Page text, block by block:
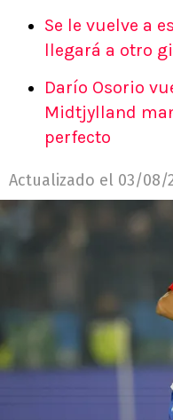
Se le vuelve a
llegará a otro
Darío Osorio
Midtjylland
perfecto
Actualizado el 03/08/